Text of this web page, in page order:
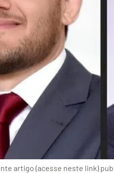
artigo (acesse neste link)